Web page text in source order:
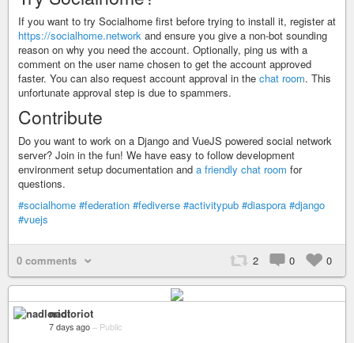
If you want to try Socialhome first before trying to install it, register at
https://socialhome.network and ensure you give a non-bot sounding
reason on why you need the account. Optionally, ping us with a
comment on the user name chosen to get the account approved
faster. You can also request account approval in the chat room. This
unfortunate approval step is due to spammers.
Contribute
Do you want to work on a Django and VueJS powered social network
server? Join in the fun! We have easy to follow development
environment setup documentation and a friendly chat room for
questions.
#socialhome #federation #fediverse #activitypub #diaspora #django
#vuejs
0 comments 2 0 0
nadloriot
7 days ago – Public